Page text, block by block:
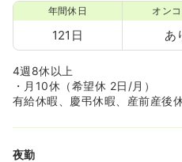
年間休日
121日
オン
あ
4週8休以上
・月10休（希望休 2日/月）
有給休暇、慶弔休暇、産前産後
夜勤